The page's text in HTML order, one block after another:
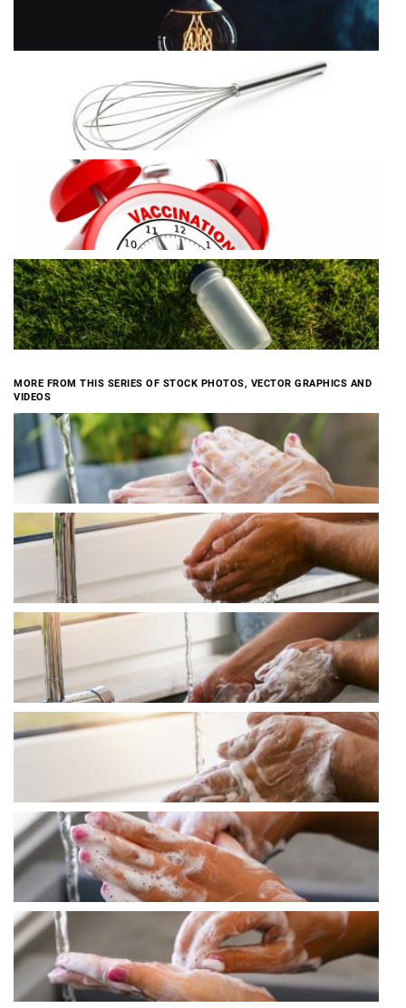
MORE FROM THIS SERIES OF STOCK PHOTOS, VECTOR GRAPHICS AND
VIDEOS